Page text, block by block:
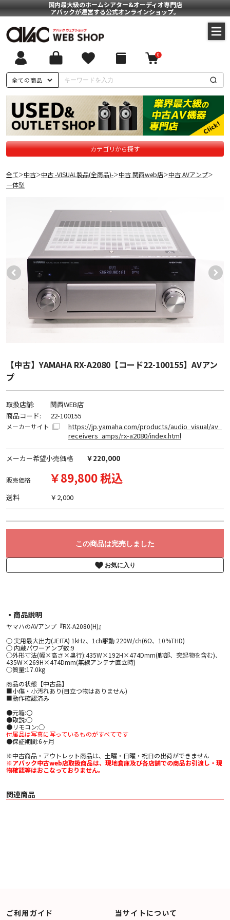
国内最大級のホームシアター&オーディオ専門店
アバックが運営する公式オンラインショップ。
全ての商品
0
カテゴリから探す
全て＞中古＞中古 -VISUAL製品(全商品)-＞中古 関西web店＞中古 AVアンプ＞
一体型
【中古】YAMAHA RX-A2080【コード22-100155】AVアン
プ
取扱店舗:
関西WEB店
商品コード:
22-100155
メーカーサイト
https://jp.yamaha.com/products/audio_visual/av_
receivers_amps/rx-a2080/index.html
メーカー希望小売価格 ￥220,000
販売価格 ￥89,800 税込
送料 ￥2,000
この商品は完売しました
お気に入り
▪︎商品説明
ヤマハのAVアンプ『RX-A2080(H)』
○ 実用最大出力(JEITA) 1kHz、1ch駆動 220W/ch(6Ω、10%THD)
○ 内蔵パワーアンプ数:9
○外形寸法(幅×高さ×奥行):435W×192H×474Dmm(脚部、突起物を含む)、
435W×269H×474Dmm(無線アンテナ直立時)
○質量:17.0kg
商品の状態【中古品】
■小傷・小汚れあり(目立つ物はありません)
■動作確認済み
●元箱:〇
●取説:○
●リモコン:○
付属品は写真に写っているものがすべてです
●保証期間:6ヶ月
※中古商品・アウトレット商品は、土曜・日曜・祝日の出荷ができません
※アバック中古web店取扱商品は、現地倉庫及び各店舗での商品お引渡し・現
物確認等はおこなっておりません。
関連商品
ご利用ガイド 当サイトについて